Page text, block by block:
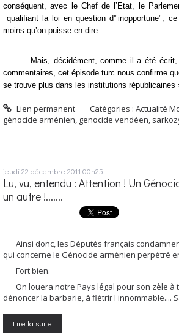
conséquent, avec le Chef de l’Etat, le
qualifiant la loi en question d'"inopportune",
moins qu’on puisse en dire.
Mais, décidément, comme il a été écrit,
commentaires, cet épisode turc nous confirme
se trouve plus dans les institutions républicaines
Lien permanent Catégories :Actualité
génocide arménien, genocide vendéen,
jeudi 22 décembre 2011 00h25
Lu, vu, entendu : Attention ! Un
un autre !.......
Ainsi donc, les Députés français
qui concerne le Génocide arménien perpétré
Fort bien.
On louera notre Pays légal pour son zèle à
dénoncer la barbarie, à flétrir l'innommable....
Lire la suite